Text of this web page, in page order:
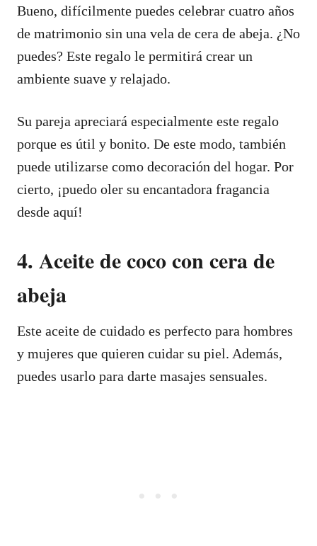
Bueno, difícilmente puedes celebrar cuatro años
de matrimonio sin una vela de cera de abeja. ¿No
puedes? Este regalo le permitirá crear un
ambiente suave y relajado.
Su pareja apreciará especialmente este regalo
porque es útil y bonito. De este modo, también
puede utilizarse como decoración del hogar. Por
cierto, ¡puedo oler su encantadora fragancia
desde aquí!
4. Aceite de coco con cera de
abeja
Este aceite de cuidado es perfecto para hombres
y mujeres que quieren cuidar su piel. Además,
puedes usarlo para darte masajes sensuales.